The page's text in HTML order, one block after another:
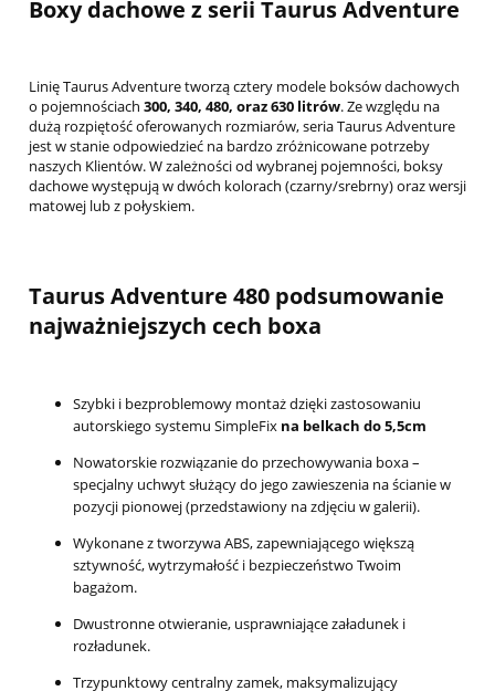
Boxy dachowe z serii Taurus Adventure
Linię Taurus Adventure tworzą cztery modele boksów dachowych
o pojemnościach 300, 340, 480, oraz 630 litrów. Ze względu na
dużą rozpiętość oferowanych rozmiarów, seria Taurus Adventure
jest w stanie odpowiedzieć na bardzo zróżnicowane potrzeby
naszych Klientów. W zależności od wybranej pojemności, boksy
dachowe występują w dwóch kolorach (czarny/srebrny) oraz wersji
matowej lub z połyskiem.
Taurus Adventure 480 podsumowanie
najważniejszych cech boxa
Szybki i bezproblemowy montaż dzięki zastosowaniu
autorskiego systemu SimpleFix na belkach do 5,5cm
Nowatorskie rozwiązanie do przechowywania boxa –
specjalny uchwyt służący do jego zawieszenia na ścianie w
pozycji pionowej (przedstawiony na zdjęciu w galerii).
Wykonane z tworzywa ABS, zapewniającego większą
sztywność, wytrzymałość i bezpieczeństwo Twoim
bagażom.
Dwustronne otwieranie, usprawniające załadunek i
rozładunek.
Trzypunktowy centralny zamek, maksymalizujący